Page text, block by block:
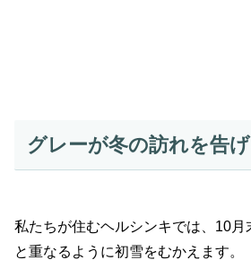
グレーが冬の訪れを告
私たちが住むヘルシンキでは、10月
と重なるように初雪をむかえます。